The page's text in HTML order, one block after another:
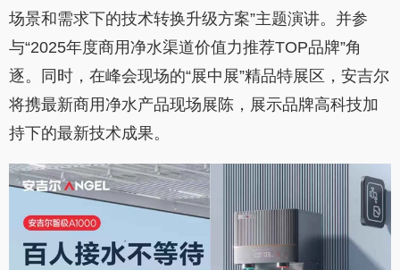
场景和需求下的技术转换升级方案”主题演讲。并参
与“2025年度商用净水渠道价值力推荐TOP品牌”角
逐。同时，在峰会现场的“展中展”精品特展区，安吉尔
将携最新商用净水产品现场展陈，展示品牌高科技加
持下的最新技术成果。